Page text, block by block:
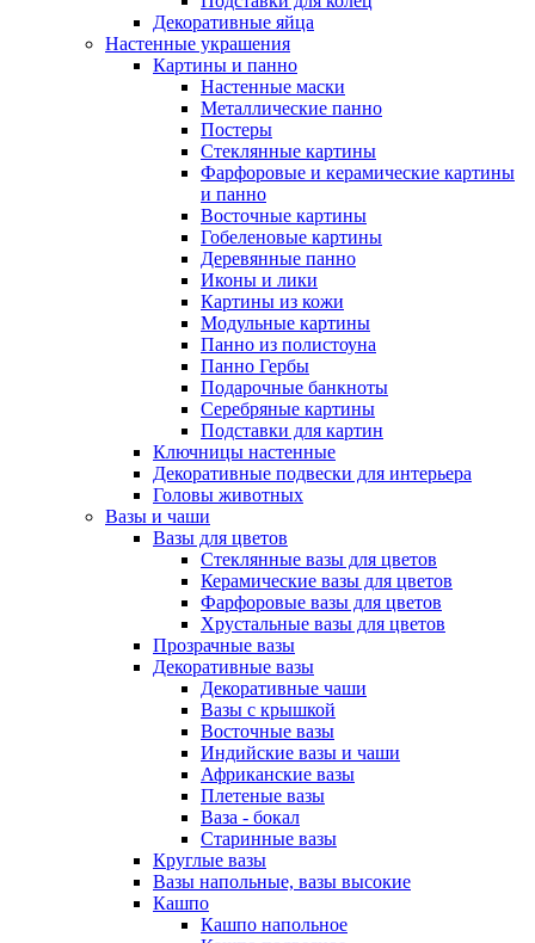
Декоративные яйца
Настенные украшения
Картины и панно
Настенные маски
Металлические панно
Постеры
Стеклянные картины
Фарфоровые и керамические картины
и панно
Восточные картины
Гобеленовые картины
Деревянные панно
Иконы и лики
Картины из кожи
Модульные картины
Панно из полистоуна
Панно Гербы
Подарочные банкноты
Серебряные картины
Подставки для картин
Ключницы настенные
Декоративные подвески для интерьера
Головы животных
Вазы и чаши
Вазы для цветов
Стеклянные вазы для цветов
Керамические вазы для цветов
Фарфоровые вазы для цветов
Хрустальные вазы для цветов
Прозрачные вазы
Декоративные вазы
Декоративные чаши
Вазы с крышкой
Восточные вазы
Индийские вазы и чаши
Африканские вазы
Плетеные вазы
Ваза - бокал
Старинные вазы
Круглые вазы
Вазы напольные, вазы высокие
Кашпо
Кашпо напольное